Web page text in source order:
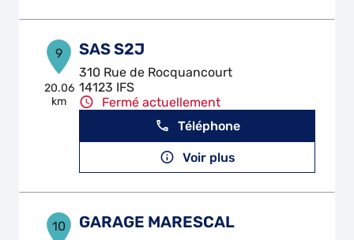
9
20.06
km
SAS S2J
310 Rue de Rocquancourt
14123 IFS
Fermé actuellement
Téléphone
Voir plus
10 GARAGE MARESCAL